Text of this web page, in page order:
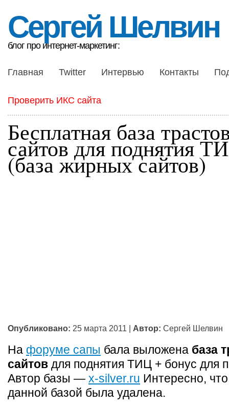
Сергей Шелвин
блог про интернет-маркетинг:
Главная Twitter Интервью Контакты
Проверить ИКС сайта
Бесплатная база
сайтов для поднятия
(база жирных сайтов)
Опубликовано: 25 марта 2011 | Автор: Сергей Шелвин
На форуме сапы бала выложена база
сайтов для поднятия ТИЦ + бонус для
Автор базы — x-silver.ru Интересно,
данной базой была удалена.